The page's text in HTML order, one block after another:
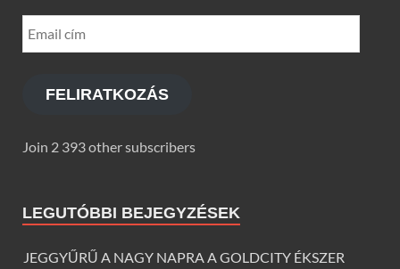
FELIRATKOZÁS
Join 2 393 other subscribers
LEGUTÓBBI BEJEGYZÉSEK
JEGGYŰRŰ A NAGY NAPRA A GOLDCITY ÉKSZER